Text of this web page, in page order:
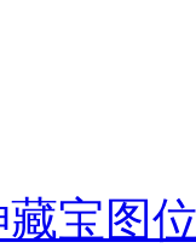
宝图